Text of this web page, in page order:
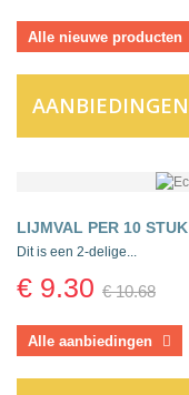
Alle nieuwe producten
AANBIEDINGEN
LIJMVAL PER 10 STUK
Dit is een 2-delige...
€ 9.30 € 10.68
Alle aanbiedingen